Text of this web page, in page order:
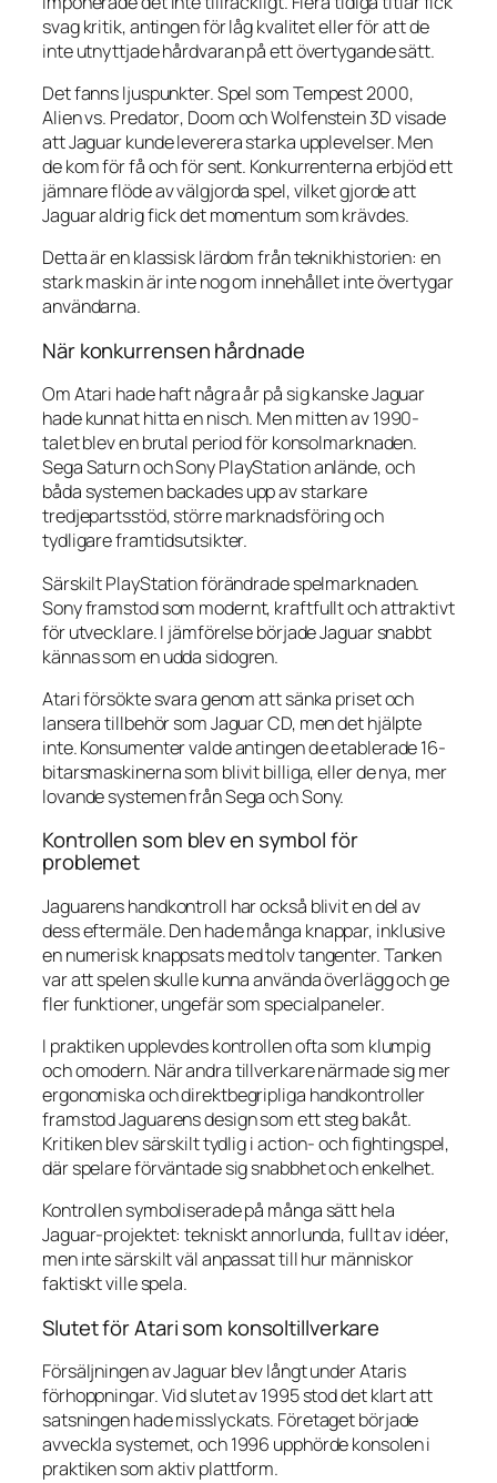
svag kritik, antingen för låg kvalitet eller för att de
inte utnyttjade hårdvaran på ett övertygande sätt.
Det fanns ljuspunkter. Spel somTempest 2000,
Alien vs. Predator, DoomochWolfenstein 3Dvisade
att Jaguar kunde leverera starka upplevelser. Men
de kom för få och för sent. Konkurrenterna erbjöd ett
jämnare flöde av välgjorda spel, vilket gjorde att
Jaguar aldrig fick det momentum som krävdes.
Detta är en klassisk lärdom från teknikhistorien: en
stark maskin är inte nog om innehållet inte övertygar
användarna.
När konkurrensen hårdnade
Om Atari hade haft några år på sig kanske Jaguar
hade kunnat hitta en nisch. Men mitten av 1990-
talet blev en brutal period för konsolmarknaden.
Sega Saturn och Sony PlayStation anlände, och
båda systemen backades upp av starkare
tredjepartsstöd, större marknadsföring och
tydligare framtidsutsikter.
Särskilt PlayStation förändrade spelmarknaden.
Sony framstod som modernt, kraftfullt och attraktivt
för utvecklare. I jämförelse började Jaguar snabbt
kännas som en udda sidogren.
Atari försökte svara genom att sänka priset och
lansera tillbehör som Jaguar CD, men det hjälpte
inte. Konsumenter valde antingen de etablerade 16-
bitarsmaskinerna som blivit billiga, eller de nya, mer
lovande systemen från Sega och Sony.
Kontrollen som blev en symbol för
problemet
Jaguarens handkontroll har också blivit en del av
dess eftermäle. Den hade många knappar, inklusive
en numerisk knappsats med tolv tangenter. Tanken
var att spelen skulle kunna använda överlägg och ge
fler funktioner, ungefär som specialpaneler.
I praktiken upplevdes kontrollen ofta som klumpig
och omodern. När andra tillverkare närmade sig mer
ergonomiska och direktbegripliga handkontroller
framstod Jaguarens design som ett steg bakåt.
Kritiken blev särskilt tydlig i action- och fightingspel,
där spelare förväntade sig snabbhet och enkelhet.
Kontrollen symboliserade på många sätt hela
Jaguar-projektet: tekniskt annorlunda, fullt av idéer,
men inte särskilt väl anpassat till hur människor
faktiskt ville spela.
Slutet för Atari som konsoltillverkare
Försäljningen av Jaguar blev långt under Ataris
förhoppningar. Vid slutet av 1995 stod det klart att
satsningen hade misslyckats. Företaget började
avveckla systemet, och 1996 upphörde konsolen i
praktiken som aktiv plattform.